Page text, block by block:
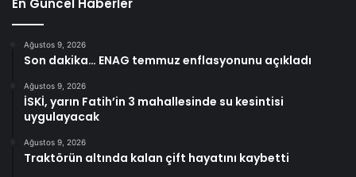
Ağustos 9, 2026
Son dakika… ENAG temmuz enflasyonunu açıkladı
Ağustos 9, 2026
İSKİ, yarın Fatih’in 3 mahallesinde su kesintisi
uygulayacak
Ağustos 9, 2026
Traktörün altında kalan çift hayatını kaybetti